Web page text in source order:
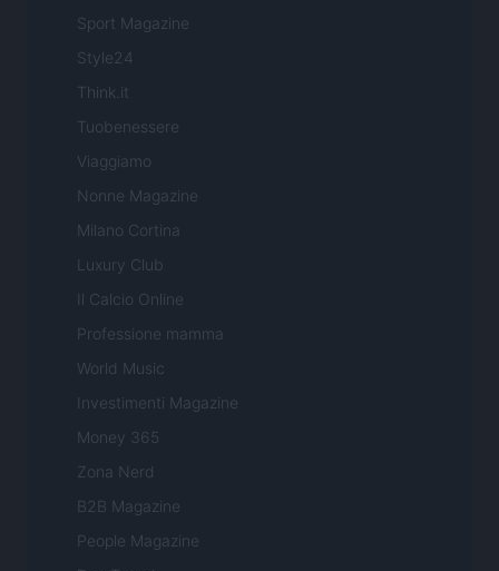
Sport Magazine
Style24
Think.it
Tuobenessere
Viaggiamo
Nonne Magazine
Milano Cortina
Luxury Club
Il Calcio Online
Professione mamma
World Music
Investimenti Magazine
Money 365
Zona Nerd
B2B Magazine
People Magazine